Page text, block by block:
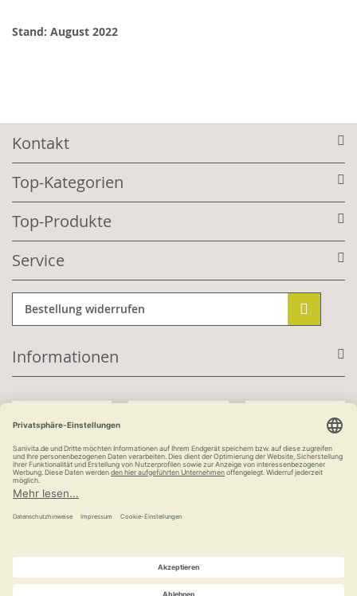
Stand: August 2022
Kontakt
Top-Kategorien
Top-Produkte
Service
Bestellung widerrufen
Informationen
Kauf auf Rechnung
versandkostenfrei